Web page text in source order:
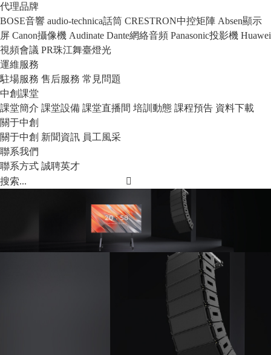
代理品牌
BOSE音響 audio-technica話筒 CRESTRON中控矩陣 Absen顯示
屏 Canon攝像機 Audinate Dante網絡音頻 Panasonic投影機 Huawei
視頻會議 PR珠江舞臺燈光
運維服務
駐場服務 售后服務 常見問題
中創課堂
課堂簡介 課堂設備 課堂直播間 培訓動態 課程預告 資料下載
關于中創
關于中創 新聞資訊 員工風采
聯系我們
聯系方式 誠聘英才